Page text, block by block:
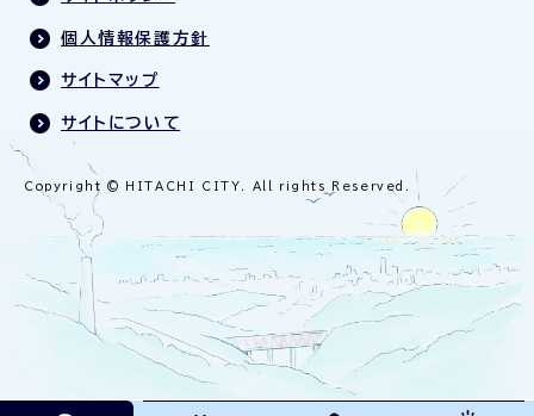
個人情報保護方針
サイトマップ
サイトについて
Copyright © HITACHI CITY. All rights Reserved.